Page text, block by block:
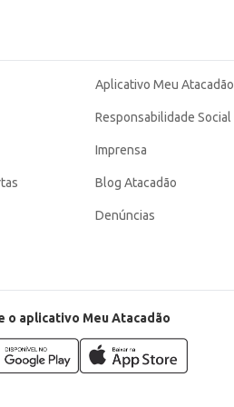
Aplicativo Meu Atacadão
Responsabilidade Social
Imprensa
Blog Atacadão
Denúncias
o aplicativo Meu Atacadão